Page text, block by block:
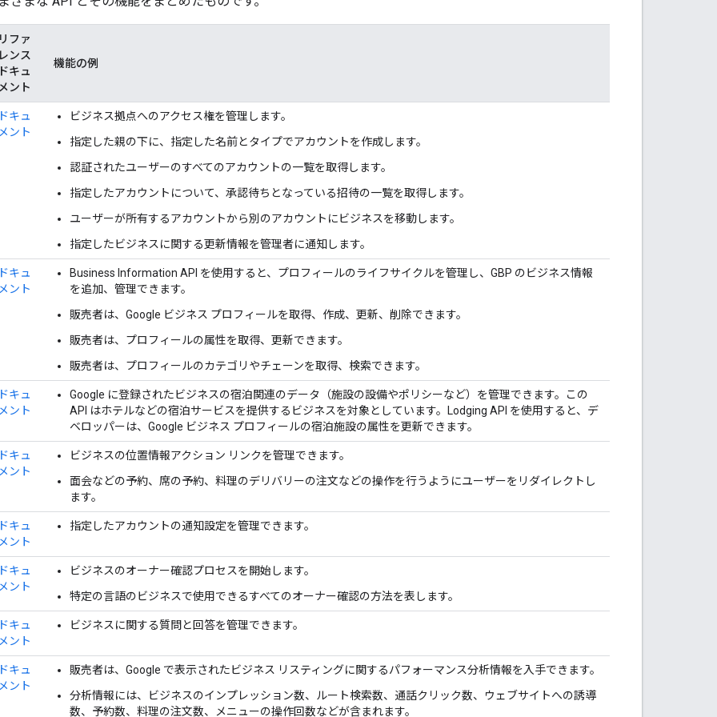
リファ
レンス
ドキュ
メント
機能の例
ドキュ
メント
ビジネス拠点へのアクセス権を管理します。
指定した親の下に、指定した名前とタイプでアカウントを作成します。
認証されたユーザーのすべてのアカウントの一覧を取得します。
指定したアカウントについて、承認待ちとなっている招待の一覧を取得します。
ユーザーが所有するアカウントから別のアカウントにビジネスを移動します。
指定したビジネスに関する更新情報を管理者に通知します。
ドキュ
メント
Business Information API を使用すると、プロフィールのライフサイクルを管理し、GBP のビジネス情報
を追加、管理できます。
販売者は、Google ビジネス プロフィールを取得、作成、更新、削除できます。
販売者は、プロフィールの属性を取得、更新できます。
販売者は、プロフィールのカテゴリやチェーンを取得、検索できます。
ドキュ
メント
Google に登録されたビジネスの宿泊関連のデータ（施設の設備やポリシーなど）を管理できます。この
API はホテルなどの宿泊サービスを提供するビジネスを対象としています。Lodging API を使用すると、デ
ベロッパーは、Google ビジネス プロフィールの宿泊施設の属性を更新できます。
ドキュ
メント
ビジネスの位置情報アクション リンクを管理できます。
面会などの予約、席の予約、料理のデリバリーの注文などの操作を行うようにユーザーをリダイレクトし
ます。
ドキュ
メント
指定したアカウントの通知設定を管理できます。
ドキュ
メント
ビジネスのオーナー確認プロセスを開始します。
特定の言語のビジネスで使用できるすべてのオーナー確認の方法を表します。
ドキュ
メント
ビジネスに関する質問と回答を管理できます。
ドキュ
メント
販売者は、Google で表示されたビジネス リスティングに関するパフォーマンス分析情報を入手できます。
分析情報には、ビジネスのインプレッション数、ルート検索数、通話クリック数、ウェブサイトへの誘導
数、予約数、料理の注文数、メニューの操作回数などが含まれます。